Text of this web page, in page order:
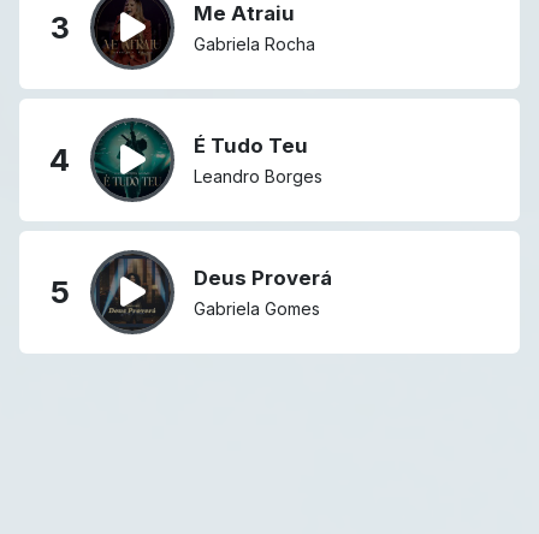
3 Me Atraiu
Gabriela Rocha
4 É Tudo Teu
Leandro Borges
5 Deus Proverá
Gabriela Gomes